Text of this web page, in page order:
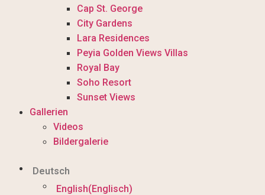
Cap St. George
City Gardens
Lara Residences
Peyia Golden Views Villas
Royal Bay
Soho Resort
Sunset Views
Gallerien
Videos
Bildergalerie
Deutsch
English(Englisch)